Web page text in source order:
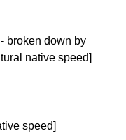
broken down by
native speed]
speed]